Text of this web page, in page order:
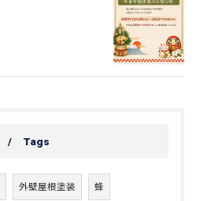
Tags
外壁屋根塗装 蜂